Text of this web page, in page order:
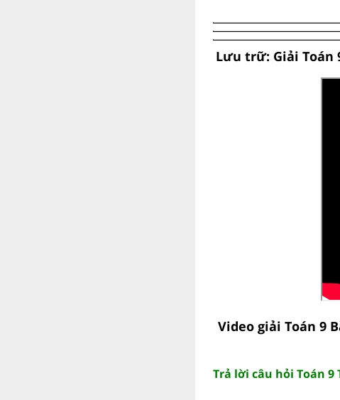
Lưu trữ: Giải Toán
Video giải Toán 9
Trả lời câu hỏi Toán 9